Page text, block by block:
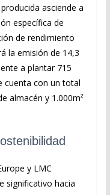
asciende a
específica de
de rendimiento
la emisión de 14,3
a plantar 715
cuenta con un total
almacén y 1.000m²
y LMC
significativo hacia